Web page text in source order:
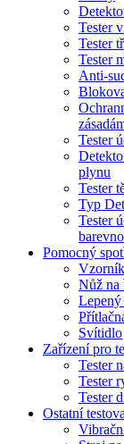
Tester
Tester
Tester
Anti-
Tester
plynu
Tester
Typ
Tester
Pomocný
Vzorník
Nůž na
Lepený
Svítidlo
Zařízení pro
Tester
Tester
Tester
Ostatní